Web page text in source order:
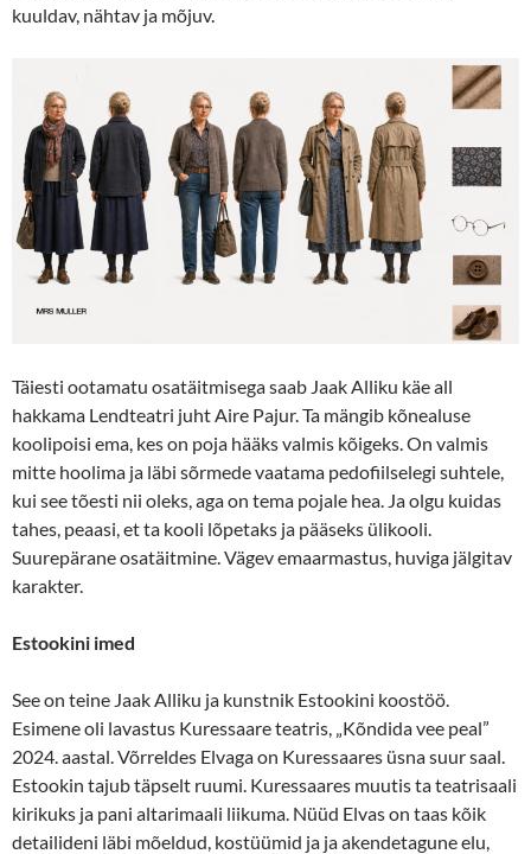
kuuldav, nähtav ja mõjuv.
Täiesti ootamatu osatäitmisega saab Jaak Alliku käe all
hakkama Lendteatri juht Aire Pajur. Ta mängib kõnealuse
koolipoisi ema, kes on poja hääks valmis kõigeks. On valmis
mitte hoolima ja läbi sõrmede vaatama pedofiilselegi suhtele,
kui see tõesti nii oleks, aga on tema pojale hea. Ja olgu kuidas
tahes, peaasi, et ta kooli lõpetaks ja pääseks ülikooli.
Suurepärane osatäitmine. Vägev emaarmastus, huviga jälgitav
karakter.
Estookini imed
See on teine Jaak Alliku ja kunstnik Estookini koostöö.
Esimene oli lavastus Kuressaare teatris, „Kõndida vee peal”
2024. aastal. Võrreldes Elvaga on Kuressaares üsna suur saal.
Estookin tajub täpselt ruumi. Kuressaares muutis ta teatrisaali
kirikuks ja pani altarimaali liikuma. Nüüd Elvas on taas kõik
detailideni läbi mõeldud, kostüümid ja ja akendetagune elu,